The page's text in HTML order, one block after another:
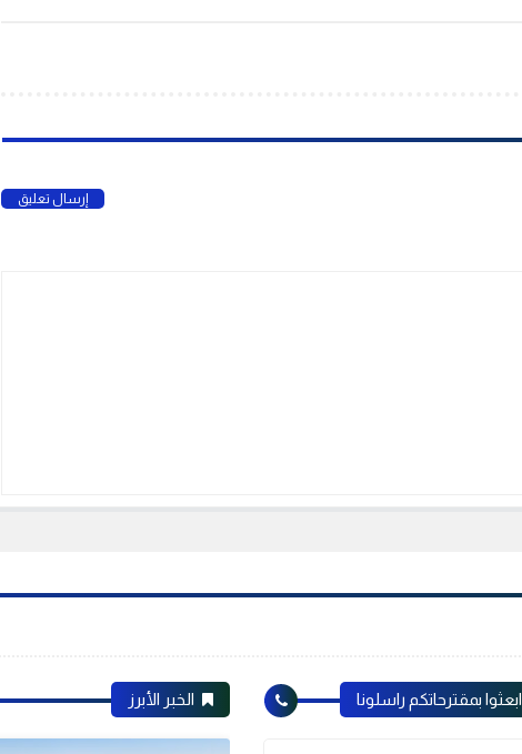
إرسال تعليق
ابعثوا بمقترحاتكم راسلونا الخبر الأبرز